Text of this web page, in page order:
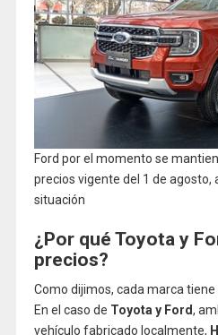
Ford por el momento se
precios vigente del 1 de
situación
¿Por qué Toyota y
precios?
Como dijimos, cada marca
En el caso de Toyota y Ford,
vehículo fabricado localmente,